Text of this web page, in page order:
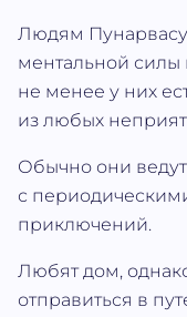
Людям Пунарвасу
ментальной силы
не менее у них
из любых
Обычно они
с
приключений.
Любят дом,
отправиться в